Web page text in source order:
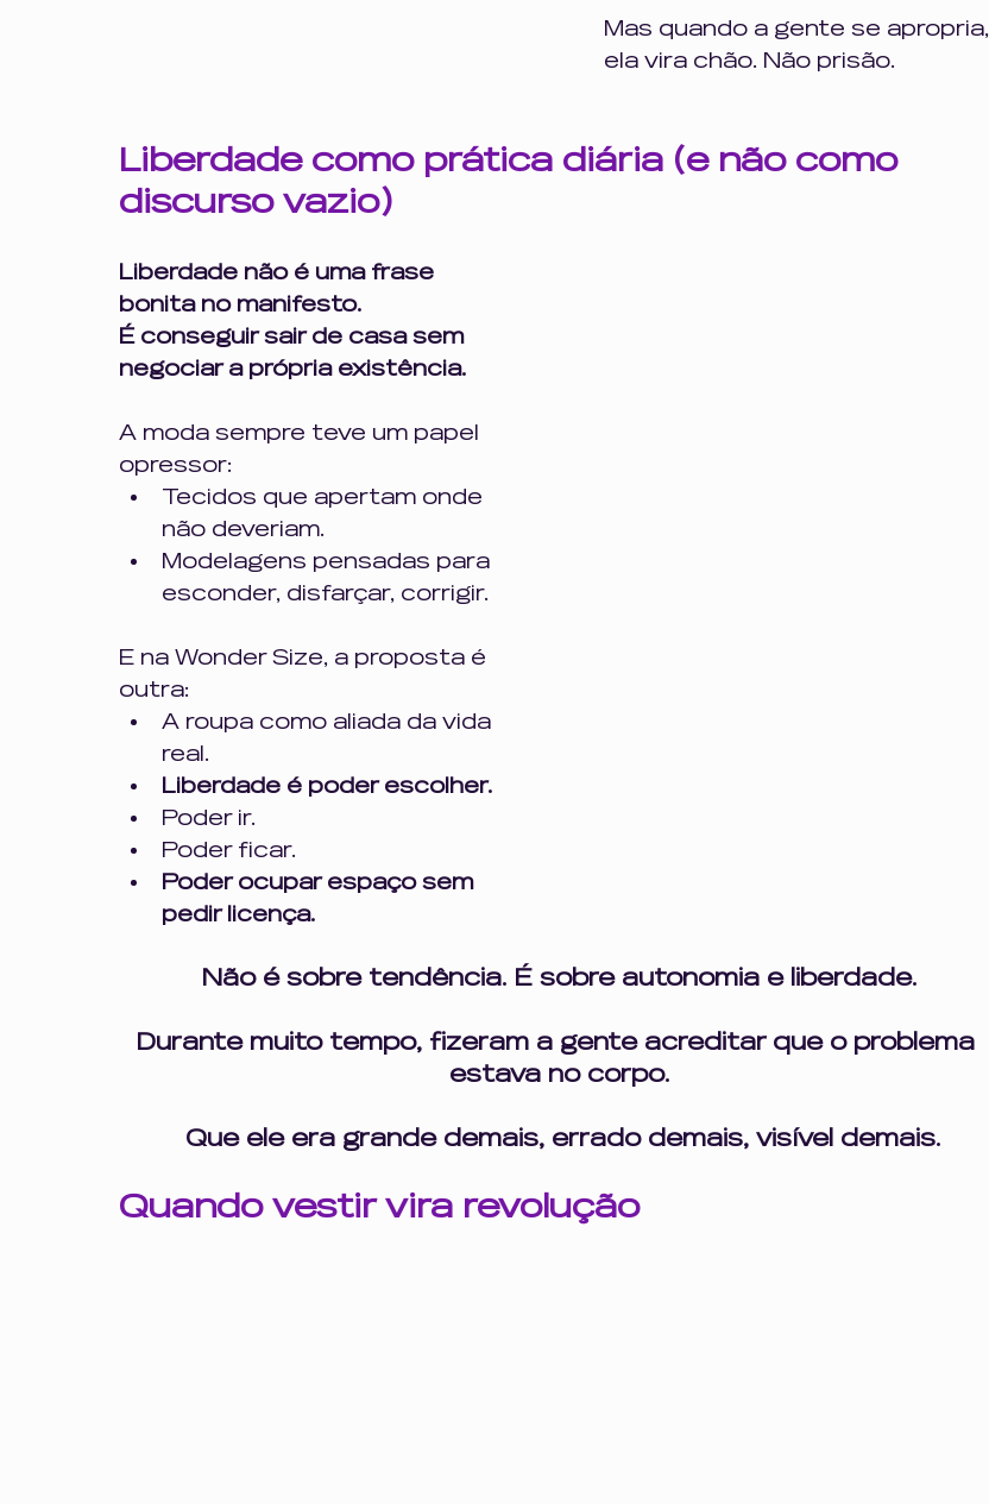
Mas quando a gente se apropria,
ela vira chão. Não prisão.
Liberdade como prática diária (e não como
discurso vazio)
Liberdade não é uma frase
bonita no manifesto.
É conseguir sair de casa sem
negociar a própria existência.
A moda sempre teve um papel
opressor:
Tecidos que apertam onde
não deveriam.
Modelagens pensadas para
esconder, disfarçar, corrigir.
E na Wonder Size, a proposta é
outra:
A roupa como aliada da vida
real.
Liberdade é poder escolher.
Poder ir.
Poder ficar.
Poder ocupar espaço sem
pedir licença.
Não é sobre tendência. É sobre autonomia e liberdade.
Durante muito tempo, fizeram a gente acreditar que o problema
estava no corpo.
Que ele era grande demais, errado demais, visível demais.
Quando vestir vira revolução